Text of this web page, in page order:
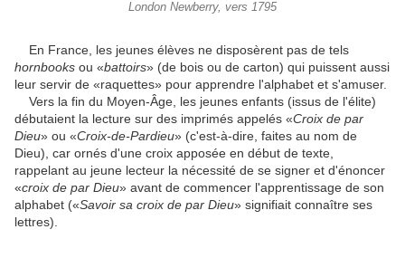
London Newberry, vers 1795
En France, les jeunes élèves ne disposèrent pas de tels
hornbooks ou «battoirs» (de bois ou de carton) qui puissent aussi
leur servir de «raquettes» pour apprendre l'alphabet et s'amuser.
Vers la fin du Moyen-Âge, les jeunes enfants (issus de l'élite)
débutaient la lecture sur des imprimés appelés «Croix de par
Dieu» ou «Croix-de-Pardieu» (c'est-à-dire, faites au nom de
Dieu), car ornés d'une croix apposée en début de texte,
rappelant au jeune lecteur la nécessité de se signer et d'énoncer
«croix de par Dieu» avant de commencer l'apprentissage de son
alphabet («Savoir sa croix de par Dieu» signifiait connaître ses
lettres).